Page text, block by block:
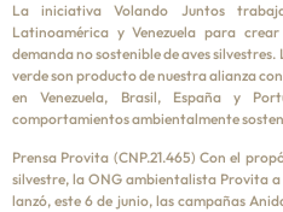
La iniciativa Volando Juntos
Latinoamérica y Venezuela para
demanda no sostenible de aves
verde son producto de nuestra alianza
en Venezuela, Brasil, España y
comportamientos ambientalmente
Prensa Provita (CNP.21.465) Con el
silvestre, la ONG ambientalista Provita
lanzó, este 6 de junio, las campañas